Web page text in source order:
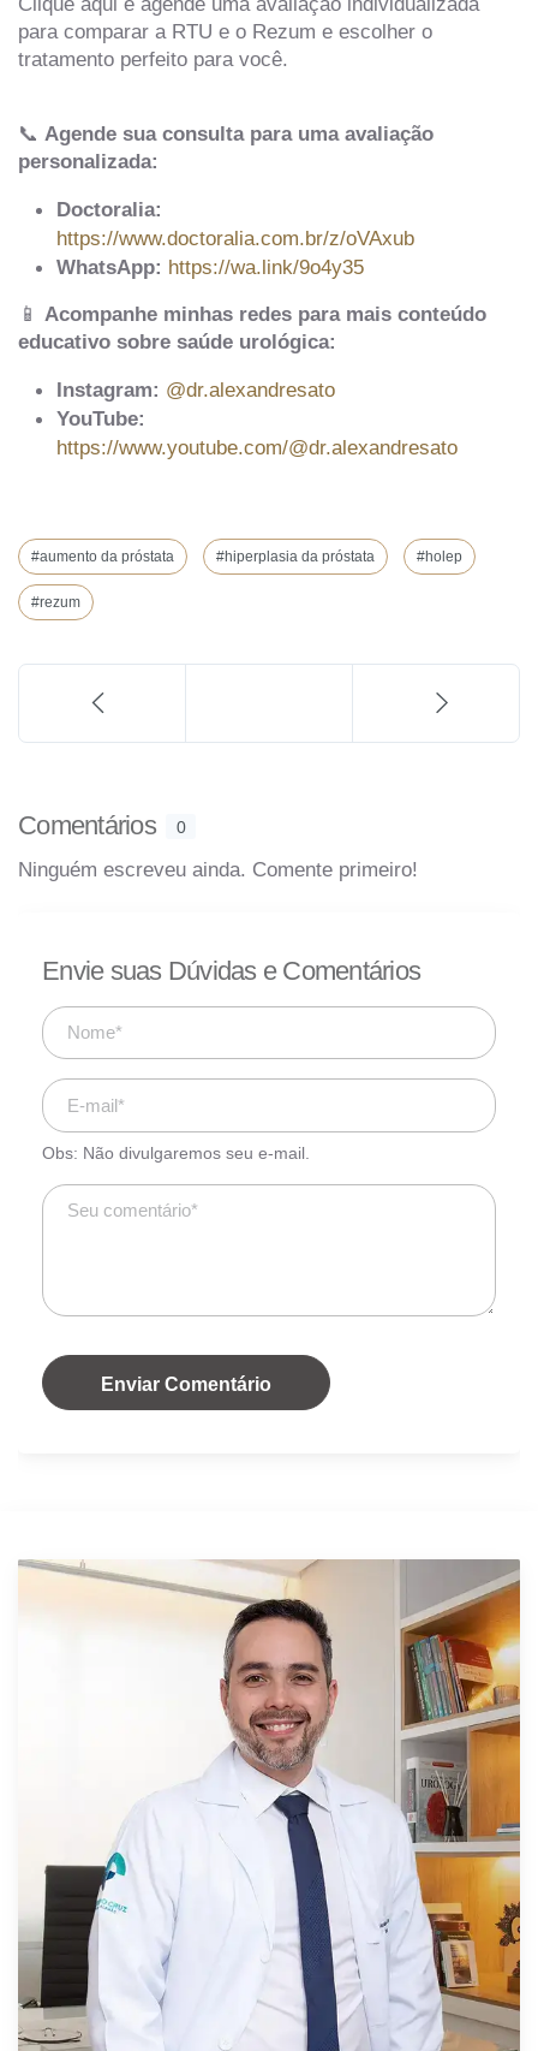
para comparar a RTU e o Rezum e escolher o
tratamento perfeito para você.
📞 Agende sua consulta para uma avaliação
personalizada:
Doctoralia:
https://www.doctoralia.com.br/z/oVAxub
WhatsApp: https://wa.link/9o4y35
📱 Acompanhe minhas redes para mais conteúdo
educativo sobre saúde urológica:
Instagram: @dr.alexandresato
YouTube:
https://www.youtube.com/@dr.alexandresato
#aumento da próstata #hiperplasia da próstata #holep
#rezum
Comentários 0
Ninguém escreveu ainda. Comente primeiro!
Envie suas Dúvidas e Comentários
Obs: Não divulgaremos seu e-mail.
Enviar Comentário